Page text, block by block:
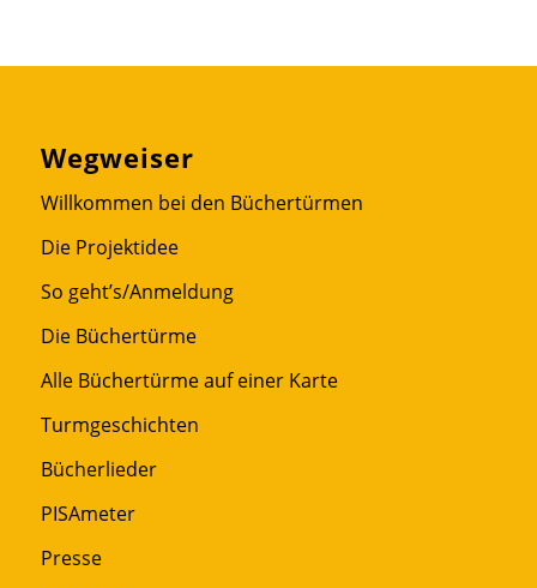
Wegweiser
Willkommen bei den Büchertürmen
Die Projektidee
So geht’s/Anmeldung
Die Büchertürme
Alle Büchertürme auf einer Karte
Turmgeschichten
Bücherlieder
PISAmeter
Presse